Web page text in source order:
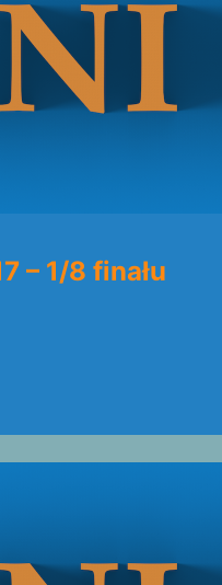
– 1/8 finału